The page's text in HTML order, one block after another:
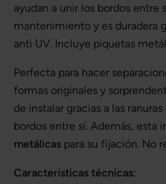
ayudan a unir los bordos entre
mantenimiento y es duradera
anti UV. Incluye piquetas
Perfecta para hacer
formas originales y
de instalar gracias a las
bordos entre sí. Además, esta
metálicas para su fijación. No
Características técnicas: